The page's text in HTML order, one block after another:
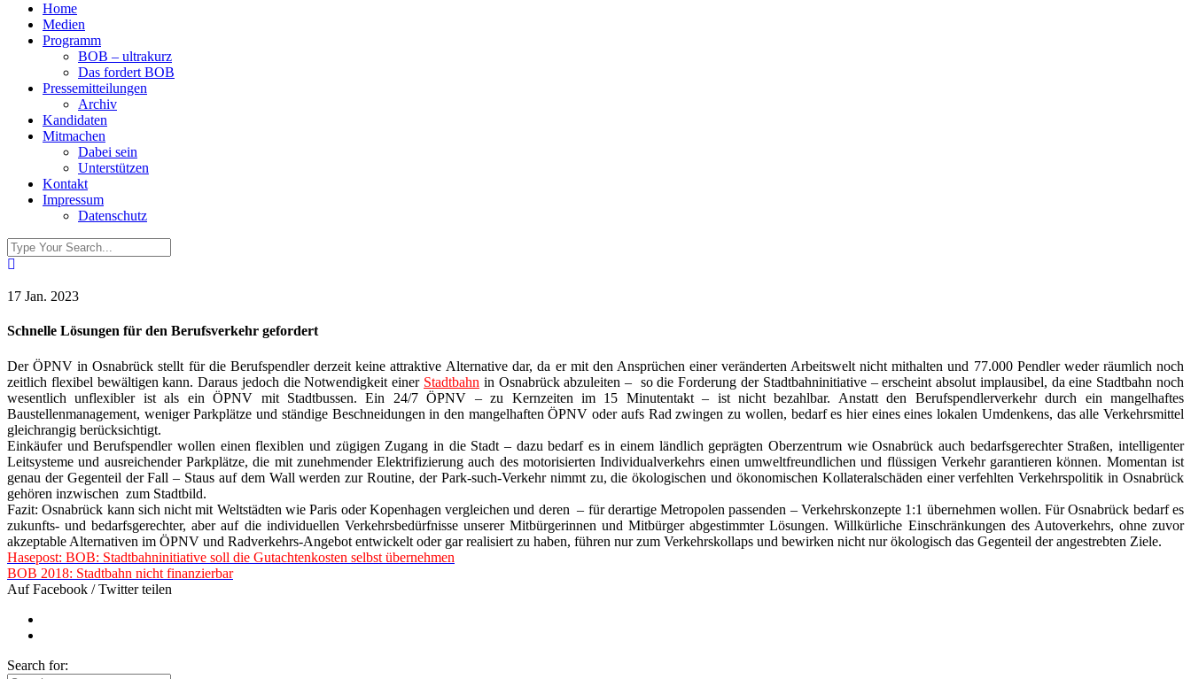
Home
Medien
Programm
BOB – ultrakurz
Das fordert BOB
Pressemitteilungen
Archiv
Kandidaten
Mitmachen
Dabei sein
Unterstützen
Kontakt
Impressum
Datenschutz
17 Jan. 2023
Schnelle Lösungen für den Berufsverkehr gefordert
Der ÖPNVin Osnabrück stellt für die Berufspendler derzeitkeineattraktive Alternativedar, da er mit den Ansprüchen einer veränderten Arbeitswelt nicht mithalten und 77.000 Pendler weder räumlich noch
zeitlich flexibel bewältigen kann.Daraus jedoch die Notwendigkeit einer Stadtbahn in Osnabrück abzuleiten – sodieForderung der Stadtbahninitiative –erscheint absolut implausibel, da eine Stadtbahn noch
wesentlich unflexibler ist als ein ÖPNV mit Stadtbussen. Ein 24/7 ÖPNV – zu Kernzeiten im 15 Minutentakt – ist nicht bezahlbar. Anstatt den Berufspendlerverkehr durch ein mangelhaftes
Baustellenmanagement, weniger Parkplätze und ständige Beschneidungen in den mangelhaften ÖPNV oder aufs Rad zwingen zu wollen, bedarf es hier eines eines lokalen Umdenkens, das alle Verkehrsmittel
gleichrangig berücksichtigt.
Einkäufer und Berufspendler wollen einen flexiblen und zügigen Zugang in die Stadt – dazu bedarf esin einem ländlich geprägten Oberzentrum wie Osnabrück auch bedarfsgerechter Straßen, intelligenter
Leitsysteme und ausreichender Parkplätze, die mit zunehmender Elektrifizierung auch des motorisierten Individualverkehrs einen umweltfreundlichen und flüssigen Verkehr garantieren können. Momentan ist
genau der Gegenteil der Fall – Staus auf dem Wall werden zur Routine, der Park-such-Verkehr nimmt zu, die ökologischen und ökonomischen Kollateralschäden einer verfehlten Verkehrspolitik in Osnabrück
gehören inzwischen zum Stadtbild.
Fazit: Osnabrück kann sich nicht mit Weltstädten wie Paris oder Kopenhagen vergleichen und deren – für derartige Metropolen passenden – Verkehrskonzepte 1:1 übernehmen wollen. Für Osnabrück bedarf es
zukunfts- und bedarfsgerechter, aber auf die individuellen Verkehrsbedürfnisse unserer Mitbürgerinnen und Mitbürger abgestimmter Lösungen. Willkürliche Einschränkungen des Autoverkehrs, ohne zuvor
akzeptable Alternativen im ÖPNV und Radverkehrs-Angebot entwickelt oder gar realisiert zu haben, führen nur zum Verkehrskollaps und bewirken nicht nur ökologisch das Gegenteil der angestrebten Ziele.
Hasepost: BOB: Stadtbahninitiative soll die Gutachtenkosten selbst übernehmen
BOB 2018: Stadtbahn nicht finanzierbar
Auf Facebook / Twitter teilen
Search for: